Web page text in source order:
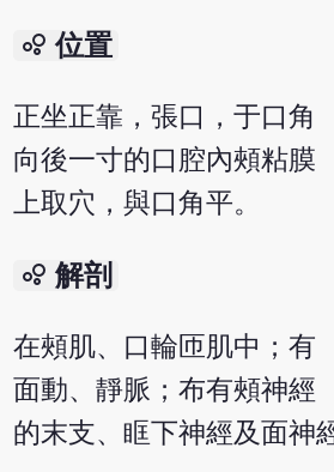
bubble_chart 位置
正坐正靠，張口，于口角
向後一寸的口腔內頰粘膜
上取穴，與口角平。
bubble_chart 解剖
在頰肌、口輪匝肌中；有
面動、靜脈；布有頰神經
的末支、眶下神經及面神